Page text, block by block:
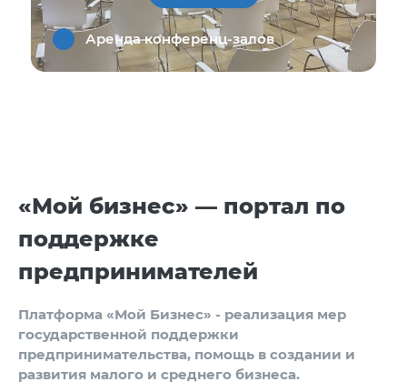
Аренда конференц-залов
«Мой бизнес» — портал по
поддержке
предпринимателей
Платформа «Мой Бизнес» - реализация мер
государственной поддержки
предпринимательства, помощь в создании и
развития малого и среднего бизнеса.